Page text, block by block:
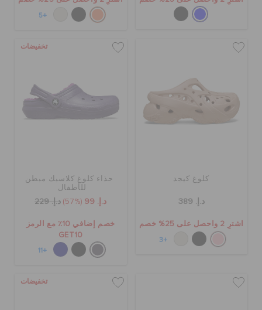
+5
كلوغ كيجد
د.إ. 389
اشترِ 2 واحصل على 25% خصم
+3
تخفيضات
حذاء كلوغ كلاسيك مبطن
للأطفال
د.إ. 99 (57%) د.إ. 229
خصم إضافي 10٪ مع الرمز
GET10
+11
تخفيضات